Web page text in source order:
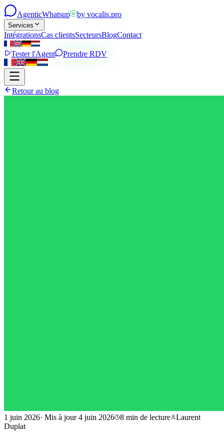
AgenticWhatsup by vocalis.pro
Services
IntégrationsCas clientsSecteursBlogContact
Tester l'Agent Prendre RDV
Retour au blog
1 juin 2026· Mis à jour 4 juin 2026 8 min de lecture
Laurent
Duplat